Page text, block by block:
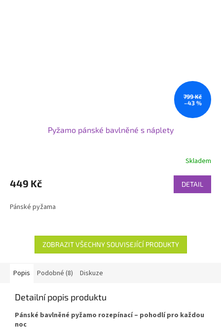
799 Kč
–43 %
Pyžamo pánské bavlněné s náplety
Skladem
449 Kč DETAIL
Pánské pyžama
ZOBRAZIT VŠECHNY SOUVISEJÍCÍ PRODUKTY
Popis Podobné (8) Diskuze
Detailní popis produktu
Pánské bavlněné pyžamo rozepínací – pohodlí pro každou
noc